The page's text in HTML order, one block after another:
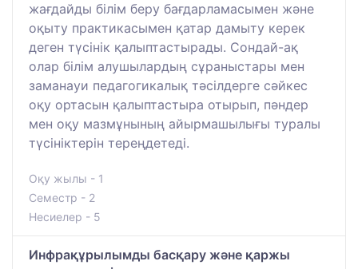
жағдайды білім беру бағдарламасымен және
оқыту практикасымен қатар дамыту керек
деген түсінік қалыптастырады. Сондай-ақ
олар білім алушылардың сұраныстары мен
заманауи педагогикалық тәсілдерге сәйкес
оқу ортасын қалыптастыра отырып, пәндер
мен оқу мазмұнының айырмашылығы туралы
түсініктерін тереңдетеді.
Оқу жылы - 1
Семестр - 2
Несиелер - 5
Инфрақұрылымды басқару және қаржы